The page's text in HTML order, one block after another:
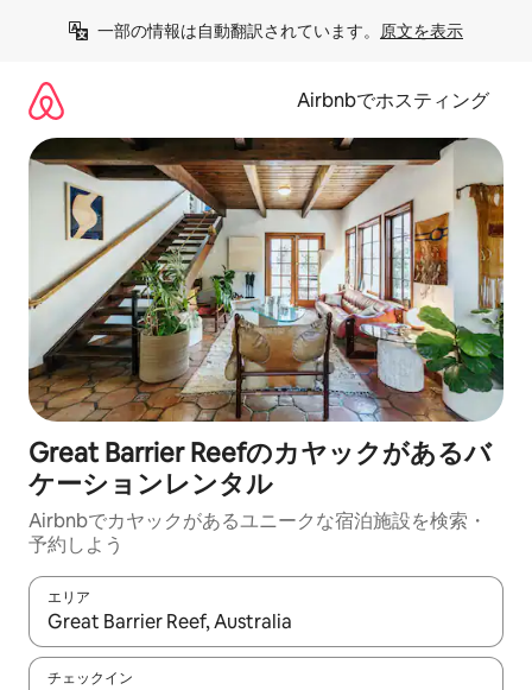
一部の情報は自動翻訳されています。 原文を表示
Airbnbでホスティング
Great Barrier Reefのカヤックがあるバ
ケーションレンタル
Airbnbでカヤックがあるユニークな宿泊施設を検索・
予約しよう
エリア
検索結果が表示されたら、上下の矢印キーを使って移動するか
チェックイン